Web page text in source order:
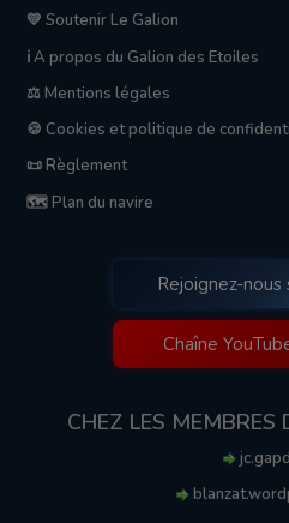
💛 Soutenir Le Galion
ℹ️ A propos du Galion des Etoiles
⚖️ Mentions légales
🍪 Cookies et politique de
📜 Règlement
🗺️ Plan du navire
Rejoignez-nous
Chaîne
CHEZ LES MEMBRES